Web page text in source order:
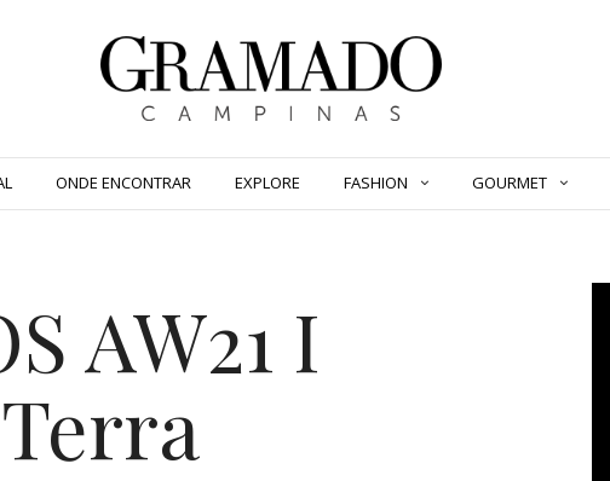
ONDE ENCONTRAR EXPLORE FASHION GOURMET
AW21 I